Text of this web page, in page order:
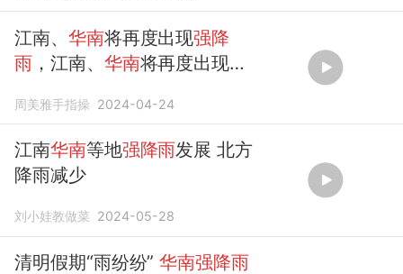
江南、华南将再度出现强降
雨 ，江南、 华南将再度出现强
周美雅手指操 2024-04-24
江南华南等地强降雨发展 北方
降雨减少
刘小娃教做菜 2024-05-28
清明假期“雨纷纷”华南强降雨